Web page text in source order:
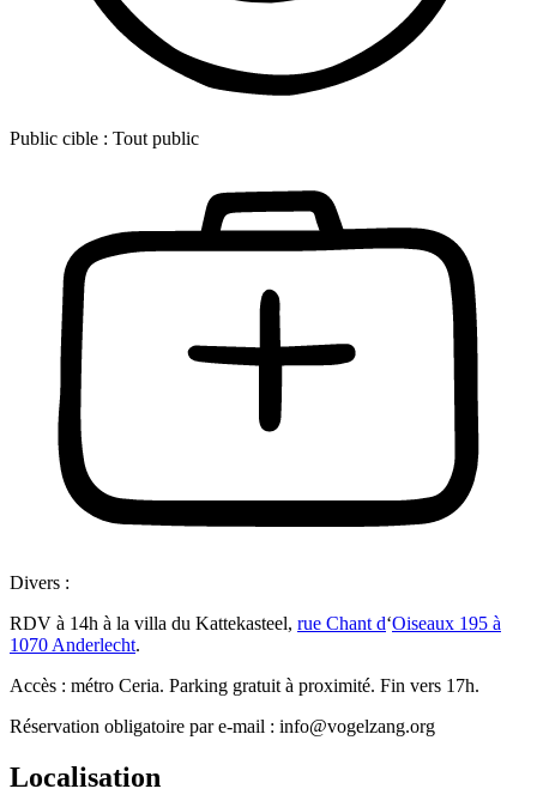
Public cible : Tout public
Divers :
RDV à 14h à la villa du Kattekasteel, rue Chant d‘Oiseaux 195 à
1070 Anderlecht.
Accès : métro Ceria. Parking gratuit à proximité. Fin vers 17h.
Réservation obligatoire par e-mail : info@vogelzang.org
Localisation